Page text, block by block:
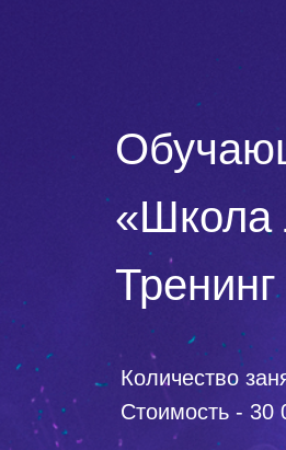
«Школа
Количество
Стоимость - 30